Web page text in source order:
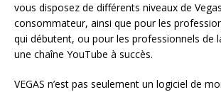
vous disposez de différents niveaux de
consommateur, ainsi que pour les
qui débutent, ou pour les professionnels de
une chaîne YouTube à succès.
VEGAS n’est pas seulement un logiciel de